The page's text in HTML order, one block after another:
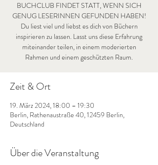
BUCHCLUB FINDET STATT, WENN SICH
GENUG LESERINNEN GEFUNDEN HABEN!
Du liest viel und liebst es dich von Büchern
inspirieren zu lassen. Lasst uns diese Erfahrung
miteinander teilen, in einem moderierten
Rahmen und einem geschützten Raum.
Zeit & Ort
19. März 2024, 18:00 – 19:30
Berlin, Rathenaustraße 40, 12459 Berlin,
Deutschland
Über die Veranstaltung